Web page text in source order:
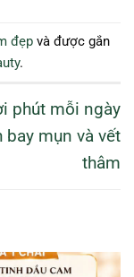
đẹp và được gắn
.
phút mỗi ngày
bay mụn và vết
thâm